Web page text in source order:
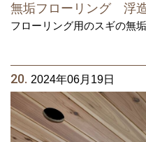
無垢フローリング 浮
フローリング用のスギの無
20. 2024年06月19日